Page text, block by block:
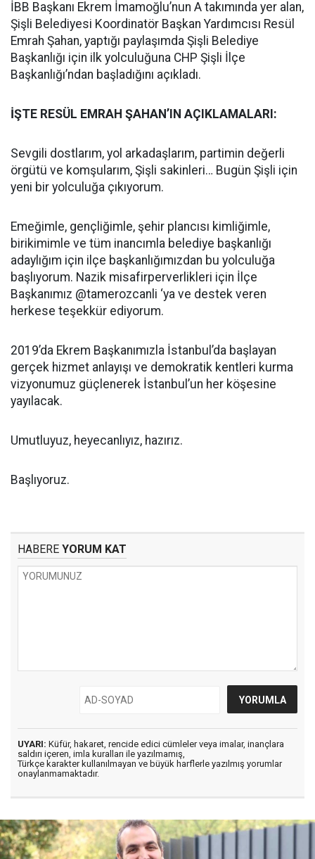
İBB Başkanı Ekrem İmamoğlu’nun A takımında yer alan,
Şişli Belediyesi Koordinatör Başkan Yardımcısı Resül
Emrah Şahan, yaptığı paylaşımda Şişli Belediye
Başkanlığı için ilk yolculuğuna CHP Şişli İlçe
Başkanlığı’ndan başladığını açıkladı.
İŞTE RESÜL EMRAH ŞAHAN’IN AÇIKLAMALARI:
Sevgili dostlarım, yol arkadaşlarım, partimin değerli
örgütü ve komşularım, Şişli sakinleri… Bugün Şişli için
yeni bir yolculuğa çıkıyorum.
Emeğimle, gençliğimle, şehir plancısı kimliğimle,
birikimimle ve tüm inancımla belediye başkanlığı
adaylığım için ilçe başkanlığımızdan bu yolculuğa
başlıyorum. Nazik misafirperverlikleri için İlçe
Başkanımız @tamerozcanli ‘ya ve destek veren
herkese teşekkür ediyorum.
2019’da Ekrem Başkanımızla İstanbul’da başlayan
gerçek hizmet anlayışı ve demokratik kentleri kurma
vizyonumuz güçlenerek İstanbul’un her köşesine
yayılacak.
Umutluyuz, heyecanlıyız, hazırız.
Başlıyoruz.
HABERE YORUM KAT
UYARI: Küfür, hakaret, rencide edici cümleler veya imalar, inançlara
saldırı içeren, imla kuralları ile yazılmamış,
Türkçe karakter kullanılmayan ve büyük harflerle yazılmış yorumlar
onaylanmamaktadır.